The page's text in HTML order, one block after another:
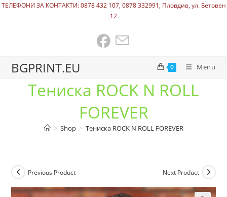
ТЕЛЕФОНИ ЗА КОНТАКТИ: 0878 432 107, 0878 332991, Пловдив, ул. Бетовен
12
BGPRINT.EU 0 Menu
Тениска ROCK N ROLL
FOREVER
> Shop > Тениска ROCK N ROLL FOREVER
Previous Product Next Product